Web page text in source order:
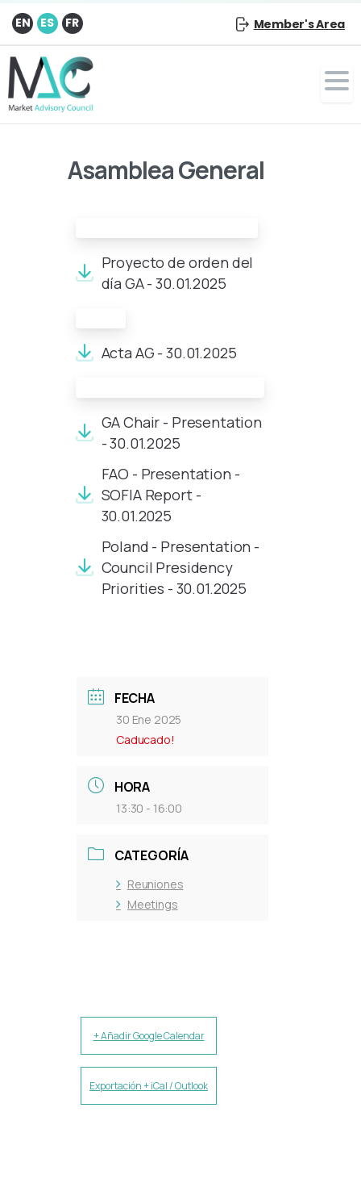
EN ES FR Member's Area
Asamblea General
Proyecto de orden del
día GA - 30.01.2025
Acta AG - 30.01.2025
GA Chair - Presentation
- 30.01.2025
FAO - Presentation -
SOFIA Report -
30.01.2025
Poland - Presentation -
Council Presidency
Priorities - 30.01.2025
FECHA
30 Ene 2025
Caducado!
HORA
13:30 - 16:00
CATEGORÍA
Reuniones
Meetings
+ Añadir Google Calendar
Exportación + iCal / Outlook